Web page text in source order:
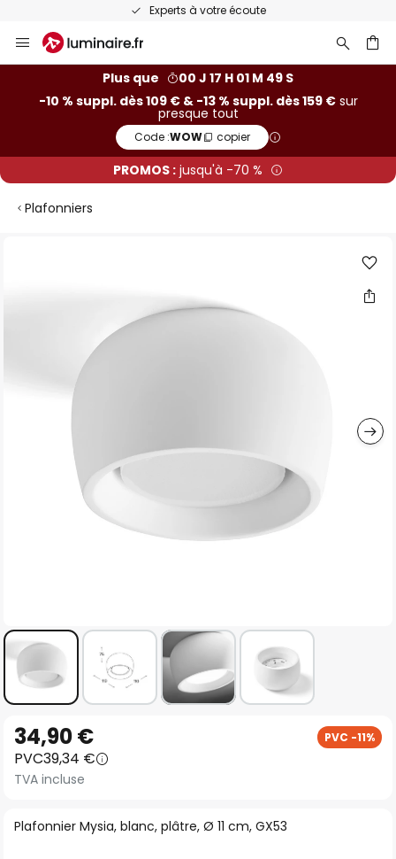
Experts à votre écoute
Allez
au
Plus que
00 J 17 H 01 M 48 S
-10 % suppl. dès 109 € & -13 % suppl. dès 159 €sur
presque tout
Code :WOW copier
PROMOS : jusqu'à -70 %
Plafonniers
to
the
beginning
the
Plafonnier Mysia, blanc, plâtre, Ø 11 cm, GX53
34,90 € PVC -11%
PVC39,34 €
TVA incluse